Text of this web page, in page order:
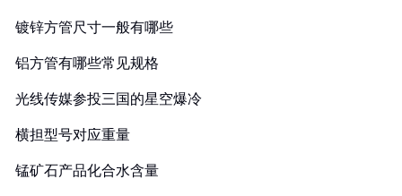
镀锌方管尺寸一般有哪些
铝方管有哪些常见规格
光线传媒参投三国的星空爆冷
横担型号对应重量
锰矿石产品化合水含量